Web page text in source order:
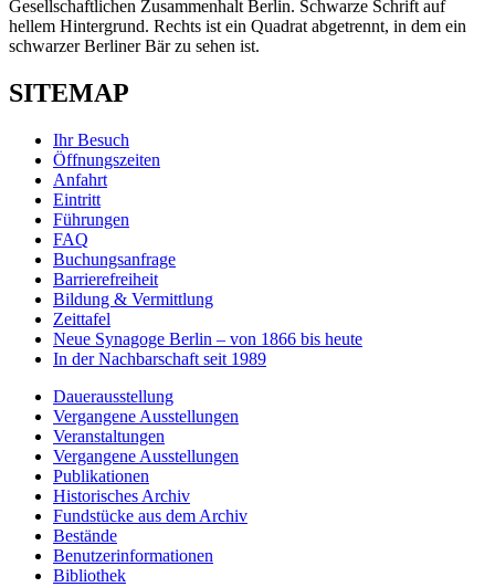
SITEMAP
Ihr Besuch
Öffnungszeiten
Anfahrt
Eintritt
Führungen
FAQ
Buchungsanfrage
Barrierefreiheit
Bildung & Vermittlung
Zeittafel
Neue Synagoge Berlin – von 1866 bis heute
In der Nachbarschaft seit 1989
Dauerausstellung
Vergangene Ausstellungen
Veranstaltungen
Vergangene Ausstellungen
Publikationen
Historisches Archiv
Fundstücke aus dem Archiv
Bestände
Benutzerinformationen
Bibliothek